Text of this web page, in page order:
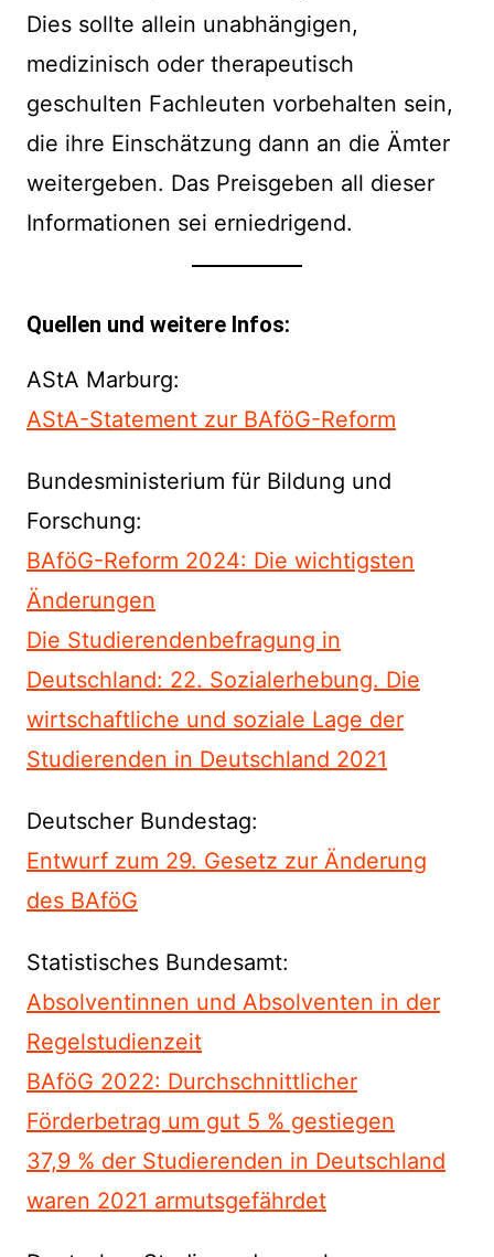
Dies sollte allein unabhängigen,
medizinisch oder therapeutisch
geschulten Fachleuten vorbehalten sein,
die ihre Einschätzung dann an die Ämter
weitergeben. Das Preisgeben all dieser
Informationen sei erniedrigend.
Quellen und weitere Infos:
AStA Marburg:
AStA-Statement zur BAföG-Reform
Bundesministerium für Bildung und
Forschung:
BAföG-Reform 2024: Die wichtigsten
Änderungen
Die Studierendenbefragung in
Deutschland: 22. Sozialerhebung. Die
wirtschaftliche und soziale Lage der
Studierenden in Deutschland 2021
Deutscher Bundestag:
Entwurf zum 29. Gesetz zur Änderung
des BAföG
Statistisches Bundesamt:
Absolventinnen und Absolventen in der
Regelstudienzeit
BAföG 2022: Durchschnittlicher
Förderbetrag um gut 5 % gestiegen
37,9 % der Studierenden in Deutschland
waren 2021 armutsgefährdet